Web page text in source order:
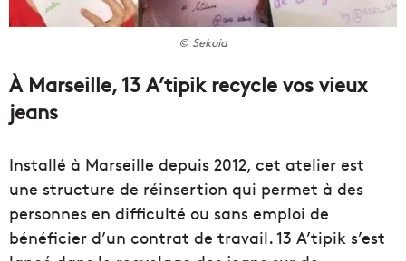
© Sekoia
À Marseille, 13 A’tipik recycle vos vieux
jeans
Installé à Marseille depuis 2012, cet atelier est
une structure de réinsertion qui permet à des
personnes en difficulté ou sans emploi de
bénéficier d’un contrat de travail. 13 A’tipik s’est